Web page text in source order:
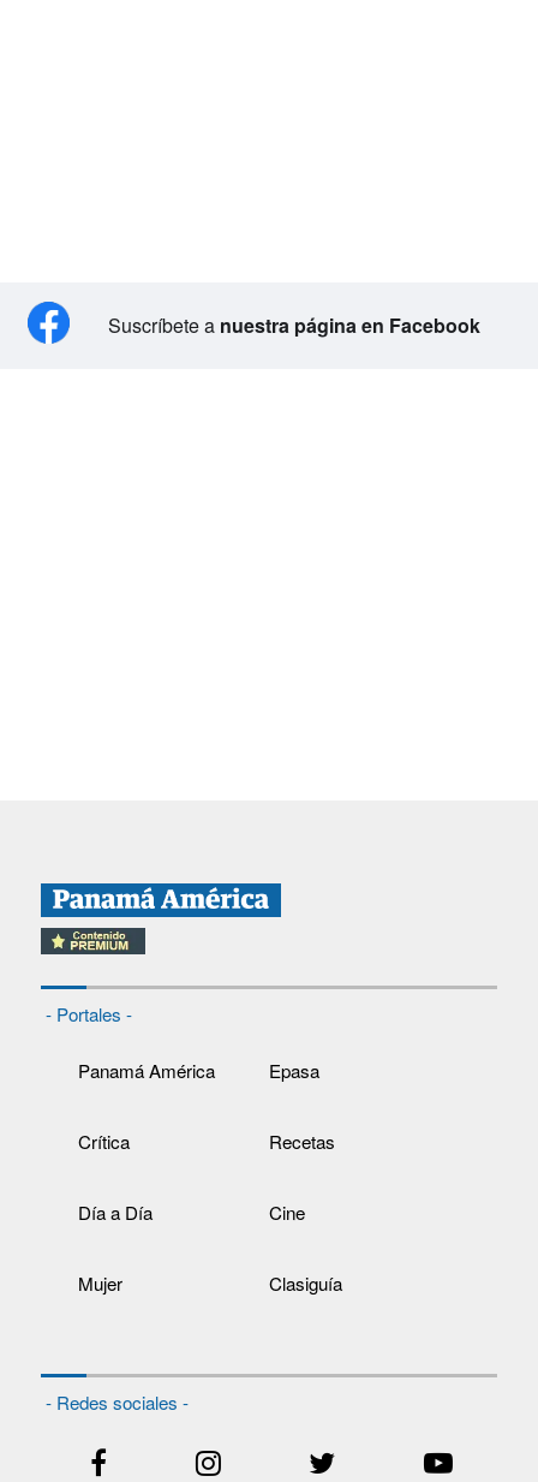
Suscríbete a nuestra página en Facebook
- Portales -
Panamá América Epasa
Crítica Recetas
Día a Día Cine
Mujer Clasiguía
- Redes sociales -